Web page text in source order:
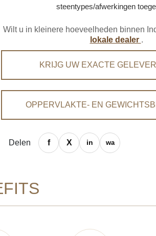
steentypes/afwerkingen
Wilt u in kleinere hoeveelheden binnen
lokale dealer .
KRIJG UW EXACTE
OPPERVLAKTE- EN
Delen